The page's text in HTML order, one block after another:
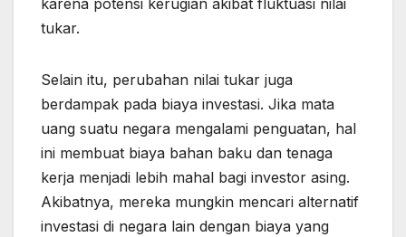
karena potensi kerugian akibat fluktuasi nilai
tukar.
Selain itu, perubahan nilai tukar juga
berdampak pada biaya investasi. Jika mata
uang suatu negara mengalami penguatan, hal
ini membuat biaya bahan baku dan tenaga
kerja menjadi lebih mahal bagi investor asing.
Akibatnya, mereka mungkin mencari alternatif
investasi di negara lain dengan biaya yang